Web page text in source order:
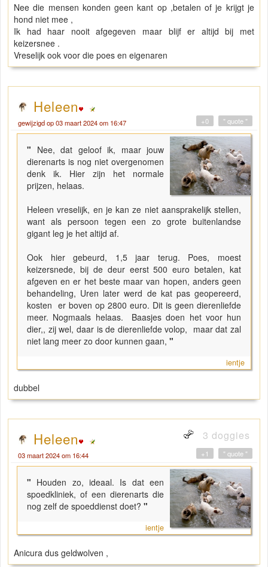
Nee die mensen konden geen kant op ,betalen of je krijgt je
hond niet mee ,
Ik had haar nooit afgegeven maar blijf er altijd bij met
keizersnee .
Vreselijk ook voor die poes en eigenaren
Heleen
gewijzigd op 03 maart 2024 om 16:47 " quote "
+0
" Nee, dat geloof ik, maar jouw
dierenarts is nog niet overgenomen
denk ik. Hier zijn het normale
prijzen, helaas.
Heleen vreselijk, en je kan ze niet aansprakelijk stellen,
want als persoon tegen een zo grote buitenlandse
gigant leg je het altijd af.
Ook hier gebeurd, 1,5 jaar terug. Poes, moest
keizersnede, bij de deur eerst 500 euro betalen, kat
afgeven en er het beste maar van hopen, anders geen
behandeling, Uren later werd de kat pas geopereerd,
kosten er boven op 2800 euro. Dit is geen dierenliefde
meer. Nogmaals helaas. Baasjes doen het voor hun
dier,, zij wel, daar is de dierenliefde volop, maar dat zal
niet lang meer zo door kunnen gaan, "
ientje
dubbel
Heleen 3 doggies
03 maart 2024 om 16:44 " quote "
+1
" Houden zo, ideaal. Is dat een
spoedkliniek, of een dierenarts die
nog zelf de spoeddienst doet? "
ientje
Anicura dus geldwolven ,